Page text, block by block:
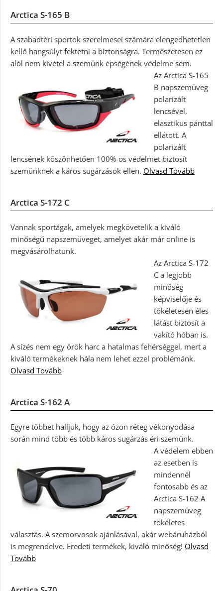
Arctica S-165 B
A szabadtéri sportok szerelmesei számára elengedhetetlen
kellő hangsúlyt fektetni a biztonságra. Természetesen ez
alól nem kivétel a szemünk épségének védelme sem.
Az Arctica S-165
B napszemüveg
polarizált
lencsével,
elasztikus pánttal
ellátott. A
polarizált
lencsének köszönhetően 100%-os védelmet biztosít
szemünknek a káros sugárzások ellen. Olvasd Tovább
Arctica S-172 C
Vannak sportágak, amelyek megkövetelik a kiváló
minőségű napszemüveget, amelyet akár már online is
megvásárolhatunk.
Az Arctica S-172
C a legjobb
minőség
képviselője és
tökéletesen éles
látást biztosít a
vakító hóban is.
A sízés nem egy örök harc a hatalmas fehérséggel, mert a
kiváló termékeknek hála nem lehet ezzel problémánk.
Olvasd Tovább
Arctica S-162 A
Egyre többet halljuk, hogy az ózon réteg vékonyodása
során mind több és több káros sugárzás éri szemünk.
A védelem ebben
az esetben is
mindennél
fontosabb és az
Arctica S-162 A
napszemüveg
tökéletes
választás. A szemorvosok ajánlásával, akár webáruházból
is megrendelve. Eredeti termékek, kiváló minőség! Olvasd
Tovább